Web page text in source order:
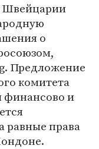
Швейцарии
о
Предложение
комитета
и
равные права